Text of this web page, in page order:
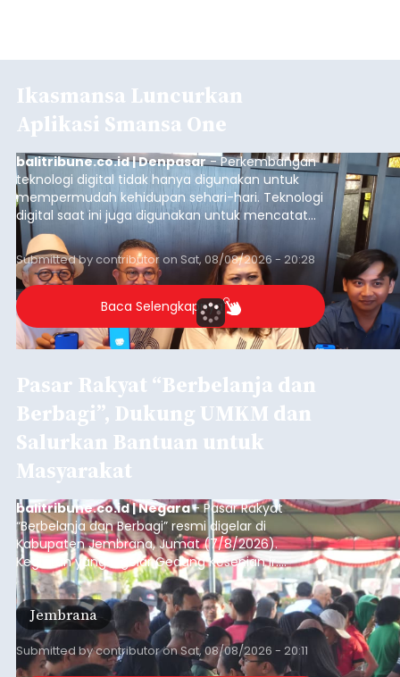
Ikasmansa Luncurkan
Aplikasi Smansa One
balitribune.co.id | Denpasar- Perkembangan
teknologi digital tidak hanya digunakan untuk
mempermudah kehidupan sehari-hari. Teknologi
digital saat ini juga digunakan untuk mencatat
dan mengelola data base alumni dari suatu
sekolah, salah satunya adalah alumni SMA 1
Denpasar.
Submitted bycontributoron Sat, 08/08/2026 - 20:28
Baca Selengkapnya
Pasar Rakyat “Berbelanja dan
Berbagi”, Dukung UMKM dan
Salurkan Bantuan untuk
Masyarakat
balitribune.co.id | Negara- Pasar Rakyat
“Berbelanja dan Berbagi” resmi digelar di
Kabupaten Jembrana, Jumat (7/8/2026).
Kegiatan yang digelar Gedung Kesenian Ir.
Soekarno ini memadukan pemberdayaan
ekonomi masyarakat dengan aksi sosial tersebut
mendapat antusiasme tinggi dan mencatat nilai
transaksi mencapai Rp672.733.200.
Jembrana
Submitted bycontributoronSat, 08/08/2026 - 20:11